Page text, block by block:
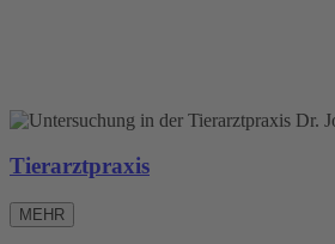
Tierarztpraxis
MEHR